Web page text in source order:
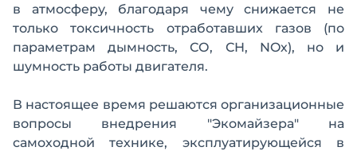
в атмосферу, благодаря чему снижается не
только токсичность отработавших газов (по
параметрам дымность, СО, СН, NOх), но и
шумность работы двигателя.
В настоящее время решаются организационные
вопросы внедрения "Экомайзера" на
самоходной технике, эксплуатирующейся в